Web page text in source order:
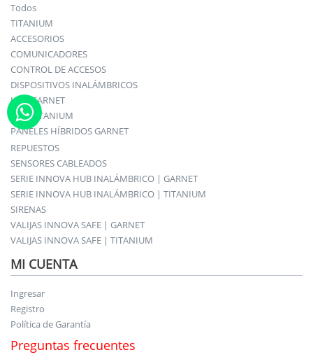
Todos
TITANIUM
ACCESORIOS
COMUNICADORES
CONTROL DE ACCESOS
DISPOSITIVOS INALÁMBRICOS
KITS GARNET
KITS TITANIUM
PANELES HÍBRIDOS GARNET
REPUESTOS
SENSORES CABLEADOS
SERIE INNOVA HUB INALÁMBRICO | GARNET
SERIE INNOVA HUB INALÁMBRICO | TITANIUM
SIRENAS
VALIJAS INNOVA SAFE | GARNET
VALIJAS INNOVA SAFE | TITANIUM
MI CUENTA
Ingresar
Registro
Política de Garantía
Preguntas frecuentes